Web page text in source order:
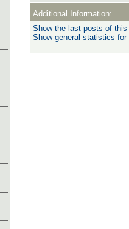
Additional Information:
Show the last posts of this
Show general statistics for